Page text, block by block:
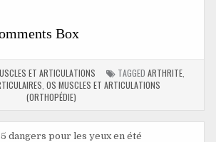
Box
ET ARTICULATIONS TAGGED ARTHRITE
OS MUSCLES ET ARTICULATIONS
(ORTHOPÉDIE)
dangers pour les yeux en été